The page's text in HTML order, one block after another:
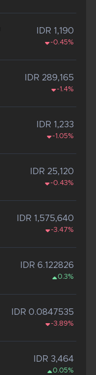
IDR 1,190
-0.45%
IDR 289,165
-1.4%
IDR 1,233
-1.05%
IDR 25,120
-0.43%
IDR 1,575,640
-3.47%
IDR 6.122826
0.3%
IDR 0.0847535
-3.89%
IDR 3,464
0.05%